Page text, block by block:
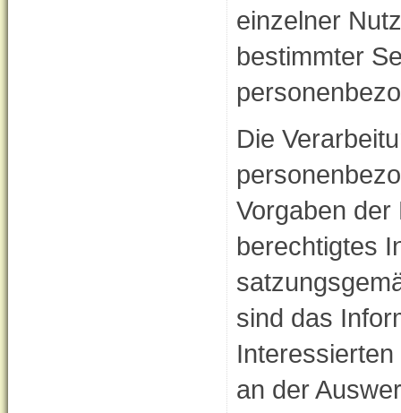
einzelner
bestimmter
Die
Vorgaben
berechtigtes
sind das
an der